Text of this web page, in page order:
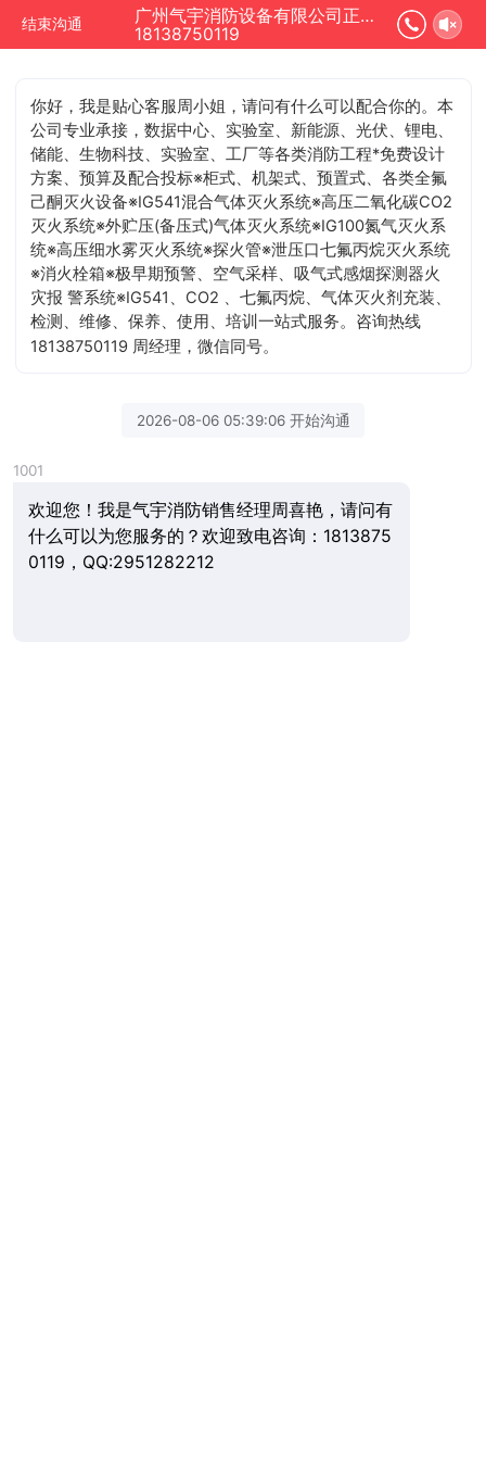
结束沟通
广州气宇消防设备有限公司正在为您服务
18138750119
你好，我是贴心客服周小姐，请问有什么可以配合你的。本
公司专业承接，数据中心、实验室、新能源、光伏、锂电、
储能、生物科技、实验室、工厂等各类消防工程*免费设计
方案、预算及配合投标※柜式、机架式、预置式、各类全氟
己酮灭火设备※IG541混合气体灭火系统※高压二氧化碳CO2
灭火系统※外贮压(备压式)气体灭火系统※IG100氮气灭火系
统※高压细水雾灭火系统※探火管※泄压口七氟丙烷灭火系统
※消火栓箱※极早期预警、空气采样、吸气式感烟探测器火
灾报 警系统※IG541、CO2 、七氟丙烷、气体灭火剂充装、
检测、维修、保养、使用、培训一站式服务。咨询热线
18138750119 周经理，微信同号。
2026-08-06 05:39:06 开始沟通
1001
欢迎您！我是气宇消防销售经理周喜艳，请问有
什么可以为您服务的？欢迎致电咨询：1813875
0119，QQ:2951282212